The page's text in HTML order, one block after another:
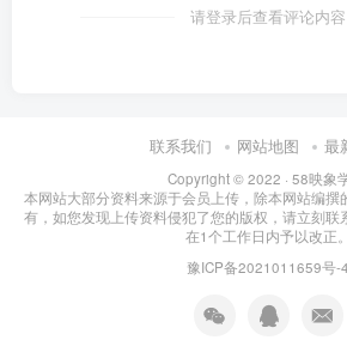
请登录后查看评论内容
联系我们 网站地图 最
Copyright © 2022 · 58映象
本网站大部分资料来源于会员上传，除本网站编撰
有，如您发现上传资料侵犯了您的版权，请立刻联
在1个工作日内予以改正。
豫ICP备2021011659号-4